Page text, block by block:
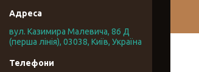
вул. Казимира Малевича, 86 Д
(перша лінія), 03038, Київ, Україна